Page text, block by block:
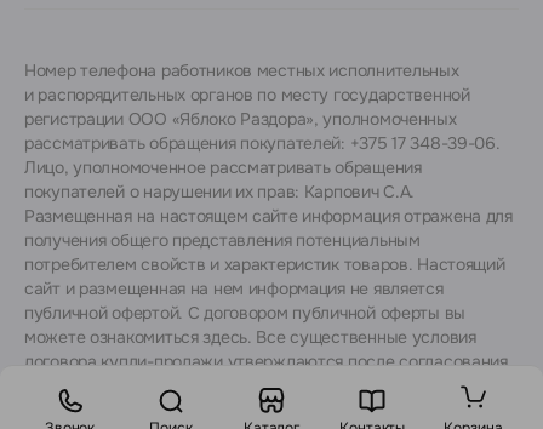
Номер телефона работников местных исполнительных
и распорядительных органов по месту государственной
регистрации ООО «Яблоко Раздора», уполномоченных
рассматривать обращения покупателей: +375 17 348-39-06.
Лицо, уполномоченное рассматривать обращения
покупателей о нарушении их прав: Карпович С.А.
Размещенная на настоящем сайте информация отражена для
получения общего представления потенциальным
потребителем свойств и характеристик товаров. Настоящий
сайт и размещенная на нем информация не является
публичной офертой. С договором публичной оферты вы
можете ознакомиться здесь. Все существенные условия
договора купли-продажи утверждаются после согласования
с консультантами.